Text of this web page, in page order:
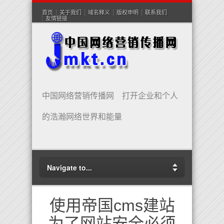
首页 关于我们 域名释义 版权申明
联系我们
友情链接
中国网络营销传播网 打开企业和个人
的浩瀚网络世界和能量
Navigate to...
使用帝国cms建站